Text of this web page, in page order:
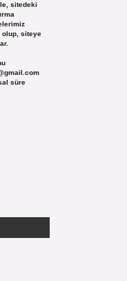
sitedeki
olup, siteye
süre